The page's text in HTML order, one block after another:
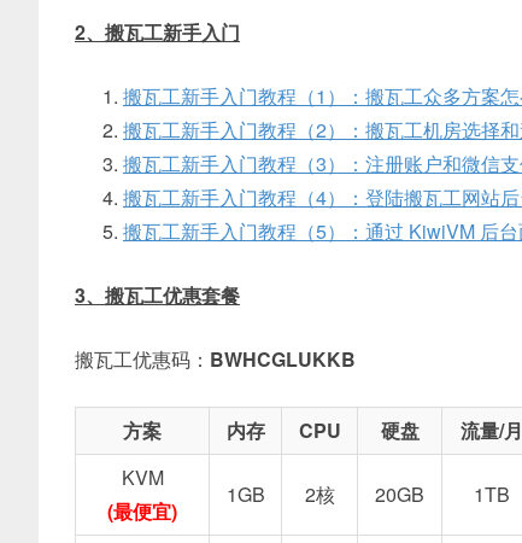
2、搬瓦工新手入门
搬瓦工新手入门教程（1）：搬瓦工众多方案
搬瓦工新手入门教程（2）：搬瓦工机房选择
搬瓦工新手入门教程（3）：注册账户和微信
搬瓦工新手入门教程（4）：登陆搬瓦工网站
搬瓦工新手入门教程（5）：通过 KiwiVM 后
3、搬瓦工优惠套餐
搬瓦工优惠码： BWHCGLUKKB
方案 内存 CPU 硬盘 流量/月
KVM
(最便宜)
1GB 2核 20GB 1TB